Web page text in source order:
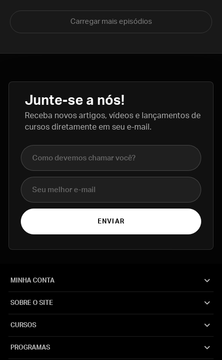
Carregar mais episódios
Junte-se a nós!
Receba novos artigos, vídeos e lançamentos de
cursos diretamente em seu e-mail.
Nome completo
E-mail
ENVIAR
MINHA CONTA
SOBRE O SITE
CURSOS
PROGRAMAS